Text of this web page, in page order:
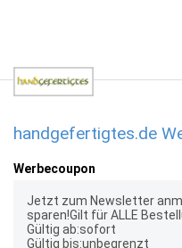
handgefertigtes.de
Werbecoupon
Jetzt zum Newsletter
sparen!Gilt für ALLE
Gültig ab:sofort
Gültig bis:unbegrenzt